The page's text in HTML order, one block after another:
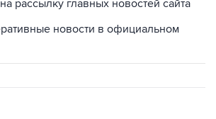
рассылку главных новостей сайта
новости в официальном